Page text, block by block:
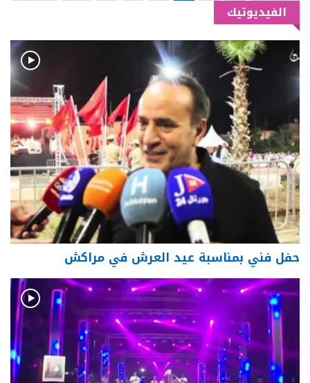
الفيديوتيك
حفل فني بمناسبة عيد العرش في مراكش